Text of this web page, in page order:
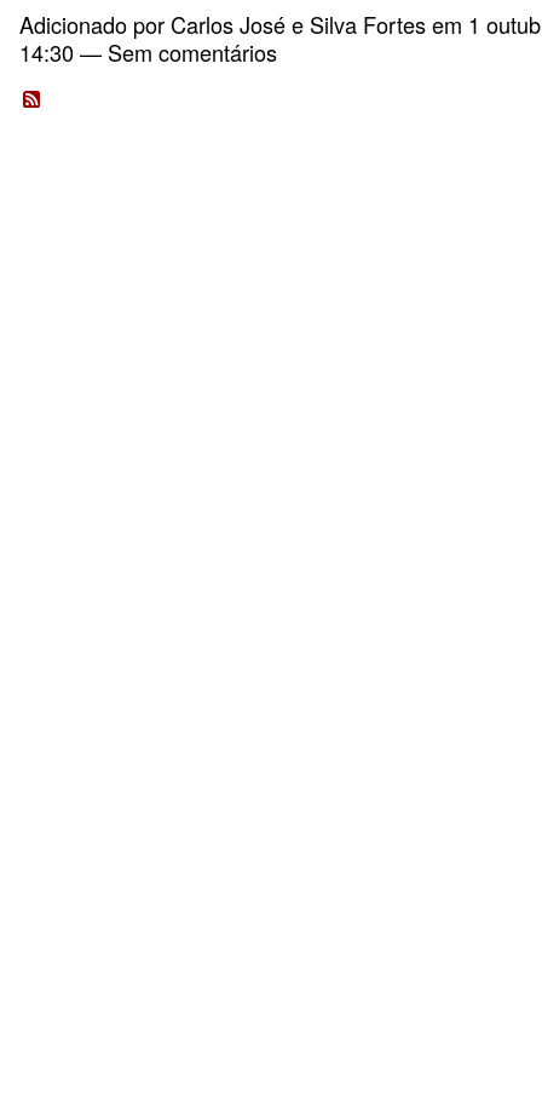
Adicionado por Carlos José e Silva Fortesem 1
14:30 — Sem comentários